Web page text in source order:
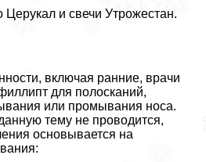
Церукал и свечи Утрожестан.
включая ранние, врачи
для полосканий,
или промывания носа.
тему не проводится,
основывается на